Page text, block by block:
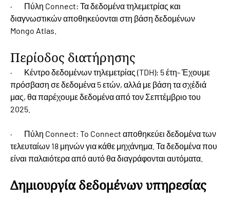
· Πύλη Connect: Τα δεδομένα τηλεμετρίας και
διαγνωστικών αποθηκεύονται στη βάση δεδομένων
Mongo Atlas.
Περίοδος διατήρησης
· Κέντρο δεδομένων τηλεμετρίας (TDH): 5 έτη- Έχουμε
πρόσβαση σε δεδομένα 5 ετών, αλλά με βάση τα σχέδιά
μας, θα παρέχουμε δεδομένα από τον Σεπτέμβριο του
2025.
· Πύλη Connect: To Connect αποθηκεύει δεδομένα των
τελευταίων 18 μηνών για κάθε μηχάνημα. Τα δεδομένα που
είναι παλαιότερα από αυτό θα διαγράφονται αυτόματα.
Δημιουργία δεδομένων υπηρεσίας